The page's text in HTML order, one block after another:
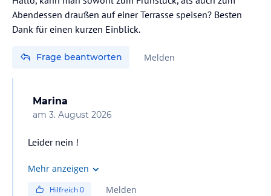
Abendessen draußen auf einer Terrasse speisen? Besten
Dank für einen kurzen Einblick.
Frage beantworten Melden
Marina
am 3. August 2026
Leider nein !
Mehr anzeigen
Hilfreich0 Melden